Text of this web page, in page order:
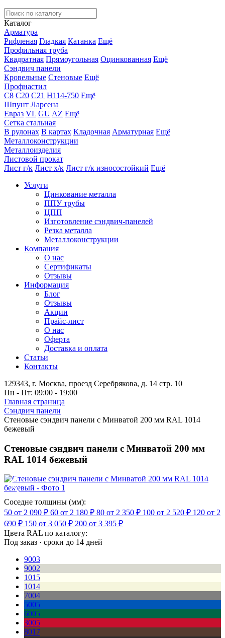
Каталог
Арматура
Рифленая Гладкая Катанка Ещё
Профильная труба
Квадратная Прямоугольная Оцинкованная Ещё
Сэндвич панели
Кровельные Стеновые Ещё
Профнастил
С8 С20 С21 Н114-750 Ещё
Шпунт Ларсена
Евраз VL GU AZ Ещё
Сетка стальная
В рулонах В картах Кладочная Арматурная Ещё
Металлоконструкции
Металлоизделия
Листовой прокат
Лист г/к Лист х/к Лист г/к износостойкий Ещё
Услуги
Цинкование металла
ППУ трубы
ЦПП
Изготовление сэндвич-панелей
Резка металла
Металлоконструкции
Компания
О нас
Сертификаты
Отзывы
Информация
Блог
Отзывы
Акции
Прайс-лист
О нас
Оферта
Доставка и оплата
Статьи
Контакты
129343, г. Москва, проезд Серебрякова, д. 14 стр. 10
Пн - Пт: 09:00 - 19:00
Главная страница
Сэндвич панели
Стеновые сэндвич панели с Минватой 200 мм RAL 1014
бежевый
Стеновые сэндвич панели с Минватой 200 мм
RAL 1014 бежевый
Соседне толщины (мм):
50 от 2 090 ₽ 60 от 2 180 ₽ 80 от 2 350 ₽ 100 от 2 520 ₽ 120 от 2
690 ₽ 150 от 3 050 ₽ 200 от 3 395 ₽
Цвета RAL по каталогу:
Под заказ · сроки до 14 дней
9003
9002
1015
1014
7004
5005
6005
3005
8017